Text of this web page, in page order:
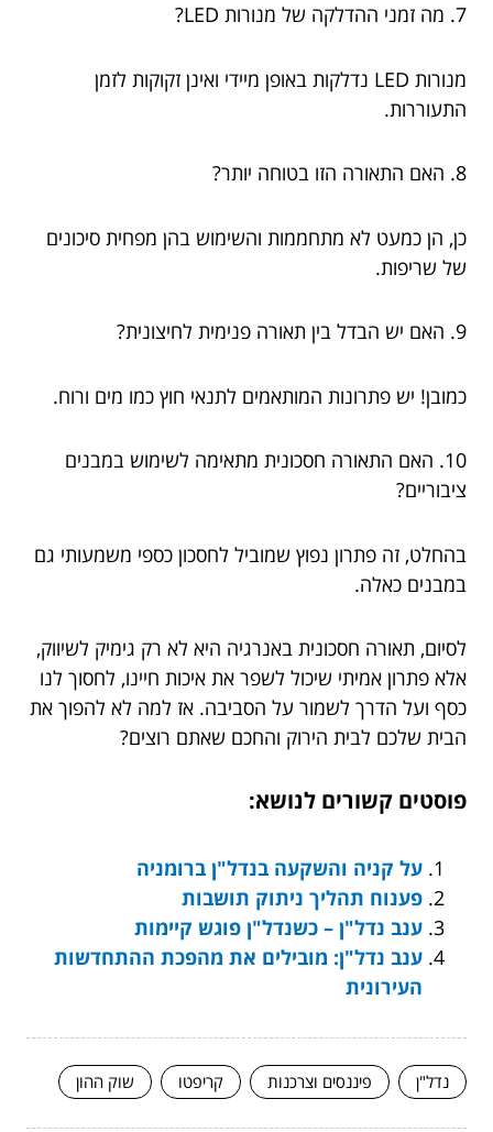
7. מה זמני ההדלקה של מנורות LED?
מנורות LED נדלקות באופן מיידי ואינן זקוקות לזמן
התעוררות.
8. האם התאורה הזו בטוחה יותר?
כן, הן כמעט לא מתחממות והשימוש בהן מפחית סיכונים
של שריפות.
9. האם יש הבדל בין תאורה פנימית לחיצונית?
כמובן! יש פתרונות המותאמים לתנאי חוץ כמו מים ורוח.
10. האם התאורה חסכונית מתאימה לשימוש במבנים
ציבוריים?
בהחלט, זה פתרון נפוץ שמוביל לחסכון כספי משמעותי גם
במבנים כאלה.
לסיום, תאורה חסכונית באנרגיה היא לא רק גימיק לשיווק,
אלא פתרון אמיתי שיכול לשפר את איכות חיינו, לחסוך לנו
כסף ועל הדרך לשמור על הסביבה. אז למה לא להפוך את
הבית שלכם לבית הירוק והחכם שאתם רוצים?
פוסטים קשורים לנושא:
על קניה והשקעה בנדל"ן ברומניה
פענוח תהליך ניתוק תושבות
ענב נדל"ן – כשנדל"ן פוגש קיימות
ענב נדל"ן: מובילים את מהפכת ההתחדשות
העירונית
נדל"ן פיננסים וצרכנות קריפטו שוק ההון